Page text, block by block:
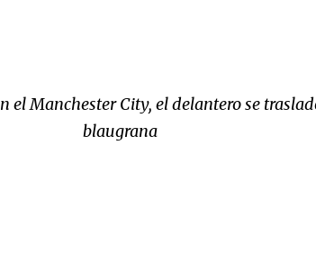
el Manchester City, el delantero se
blaugrana